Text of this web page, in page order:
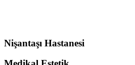
Nişantaşı Hastanesi